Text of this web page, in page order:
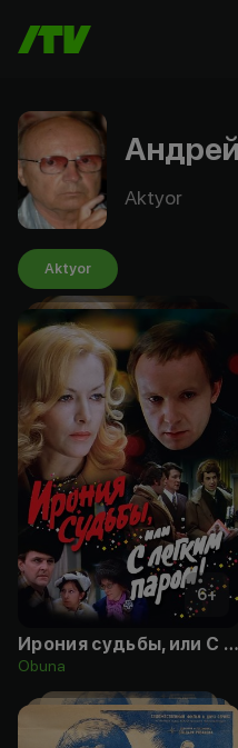
Aktyor
Aktyor
6+
Ирония судьбы, или С легким паром!
Obuna